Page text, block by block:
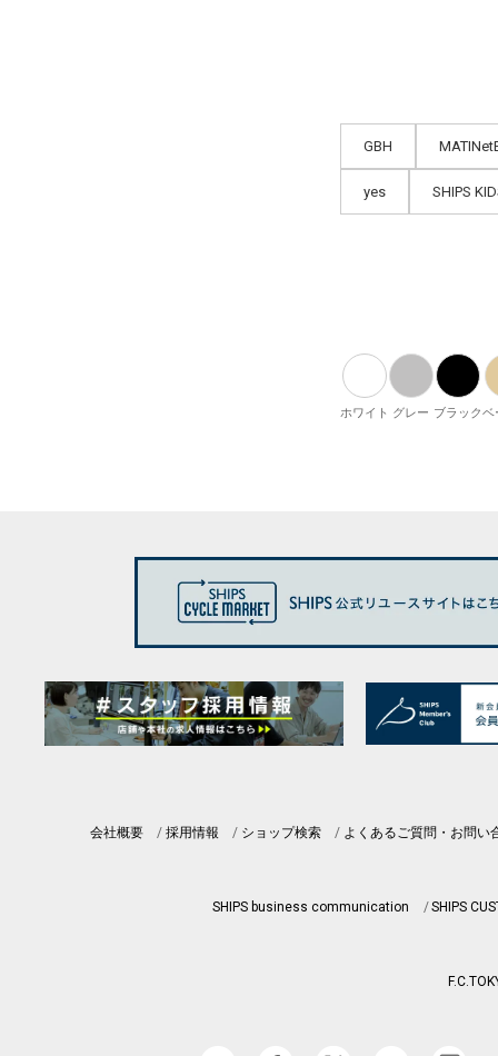
GBH
yes SHIPS
ホワイト グレー ブラックベ
会社概要 採用情報 ショップ検索 よくあるご質問・お問い
SHIPS business communication SHIPS